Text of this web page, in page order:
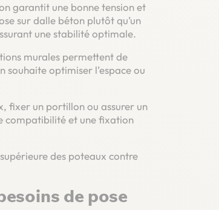
garantit une bonne tension et
sur dalle béton plutôt qu’un
une stabilité optimale.
murales permettent de
souhaite optimiser l’espace ou
fixer un portillon ou assurer un
compatibilité et une fixation
des poteaux contre
de pose